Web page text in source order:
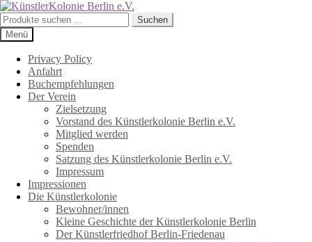
Zur
Navigation
springen
Zum
Inhalt
springen
Suchen
nach:
Suchen
Menü
Privacy Policy
Anfahrt
Buchempfehlungen
Der Verein
Zielsetzung
Vorstand des Künstlerkolonie Berlin e.V.
Mitglied werden
Spenden
Satzung des Künstlerkolonie Berlin e.V.
Impressum
Impressionen
Die Künstlerkolonie
Bewohner/innen
Kleine Geschichte der Künstlerkolonie Berlin
Der Künstlerfriedhof Berlin-Friedenau